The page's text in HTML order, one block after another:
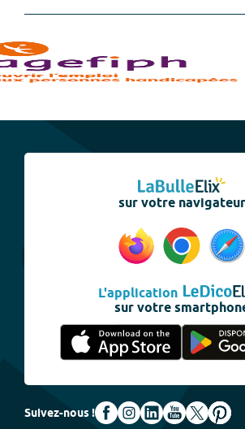
sur votre navigateur
L'application
sur votre
Suivez-nous !